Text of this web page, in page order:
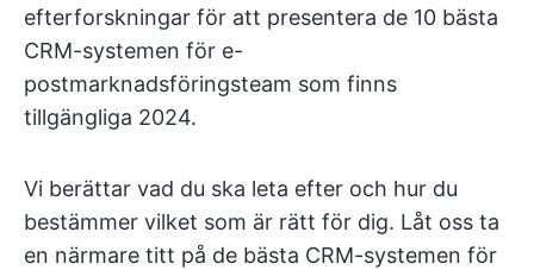
efterforskningar för att presentera de 10 bästa
CRM-systemen för e-
postmarknadsföringsteam som finns
tillgängliga 2024.
Vi berättar vad du ska leta efter och hur du
bestämmer vilket som är rätt för dig. Låt oss ta
en närmare titt på de bästa CRM-systemen för